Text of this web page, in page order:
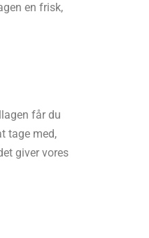
en frisk,
får du
tage med,
giver vores